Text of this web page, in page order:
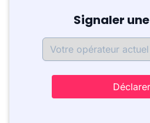
Signaler
Déclarer